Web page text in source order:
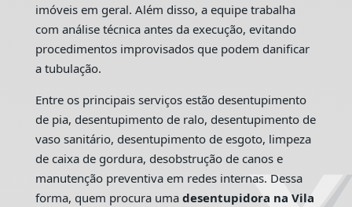
imóveis em geral. Além disso, a equipe trabalha
com análise técnica antes da execução, evitando
procedimentos improvisados que podem danificar
a tubulação.
Entre os principais serviços estão desentupimento
de pia, desentupimento de ralo, desentupimento de
vaso sanitário, desentupimento de esgoto, limpeza
de caixa de gordura, desobstrução de canos e
manutenção preventiva em redes internas. Dessa
forma, quem procura uma desentupidora na Vila